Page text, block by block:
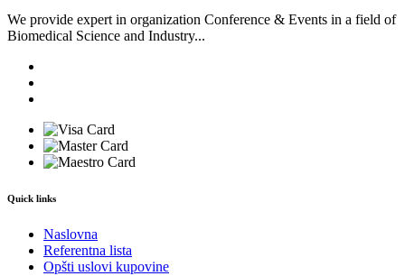
We provide expert in organization Conference & Events in a field of
Biomedical Science and Industry...
Quick links
Naslovna
Referentna lista
Opšti uslovi kupovine